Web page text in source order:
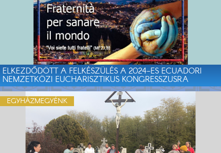
ELKEZDŐDÖTT A FELKÉSZÜLÉS A 2024-ES ECUADORI
NEMZETKÖZI EUCHARISZTIKUS KONGRESSZUSRA
EGYHÁZMEGYÉNK